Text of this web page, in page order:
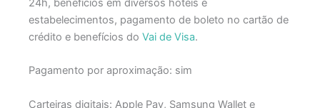
24h, benefícios em diversos hotéis e
estabelecimentos, pagamento de boleto no cartão de
crédito e benefícios do Vai de Visa.
Pagamento por aproximação: sim
Carteiras digitais: Apple Pay, Samsung Wallet e